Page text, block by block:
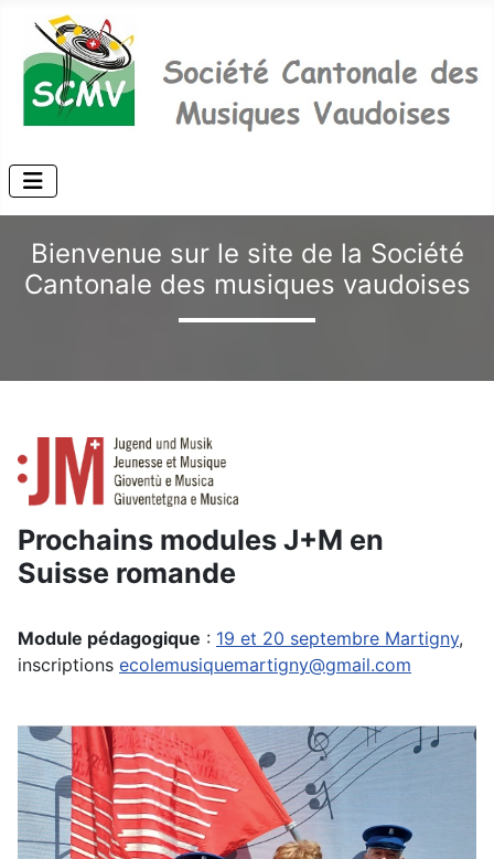
Bienvenue sur le site de la Société
Cantonale des musiques vaudoises
Prochains modules J+M en
Suisse romande
Module pédagogique : 19 et 20 septembre Martigny,
inscriptions ecolemusiquemartigny@gmail.com